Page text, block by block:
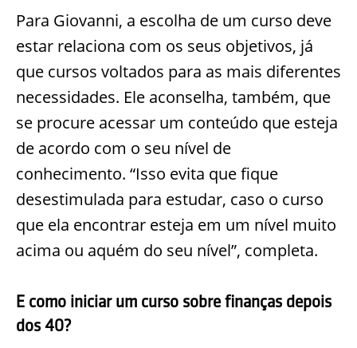
Para Giovanni, a escolha de um curso deve
estar relaciona com os seus objetivos, já
que cursos voltados para as mais diferentes
necessidades. Ele aconselha, também, que
se procure acessar um conteúdo que esteja
de acordo com o seu nível de
conhecimento. “Isso evita que fique
desestimulada para estudar, caso o curso
que ela encontrar esteja em um nível muito
acima ou aquém do seu nível”, completa.
E como iniciar um curso sobre finanças depois
dos 40?